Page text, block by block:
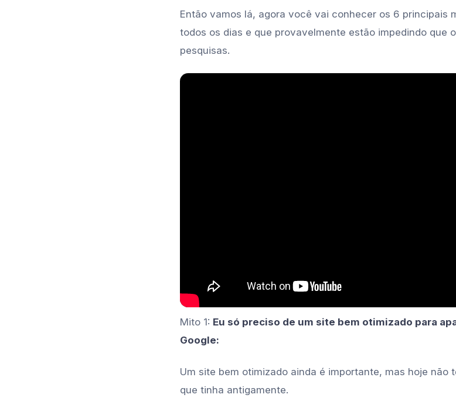
Então vamos lá, agora você vai conhecer os 6 principais
todos os dias e que provavelmente estão impedindo que
pesquisas.
Mito 1: Eu só preciso de um site bem otimizado para
Google:
Um site bem otimizado ainda é importante, mas hoje não
que tinha antigamente.